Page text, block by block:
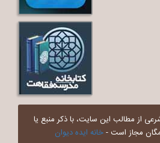
از مطالب این سایت، با ذکر منبع یا
مجاز است -خانه ایده دیوان